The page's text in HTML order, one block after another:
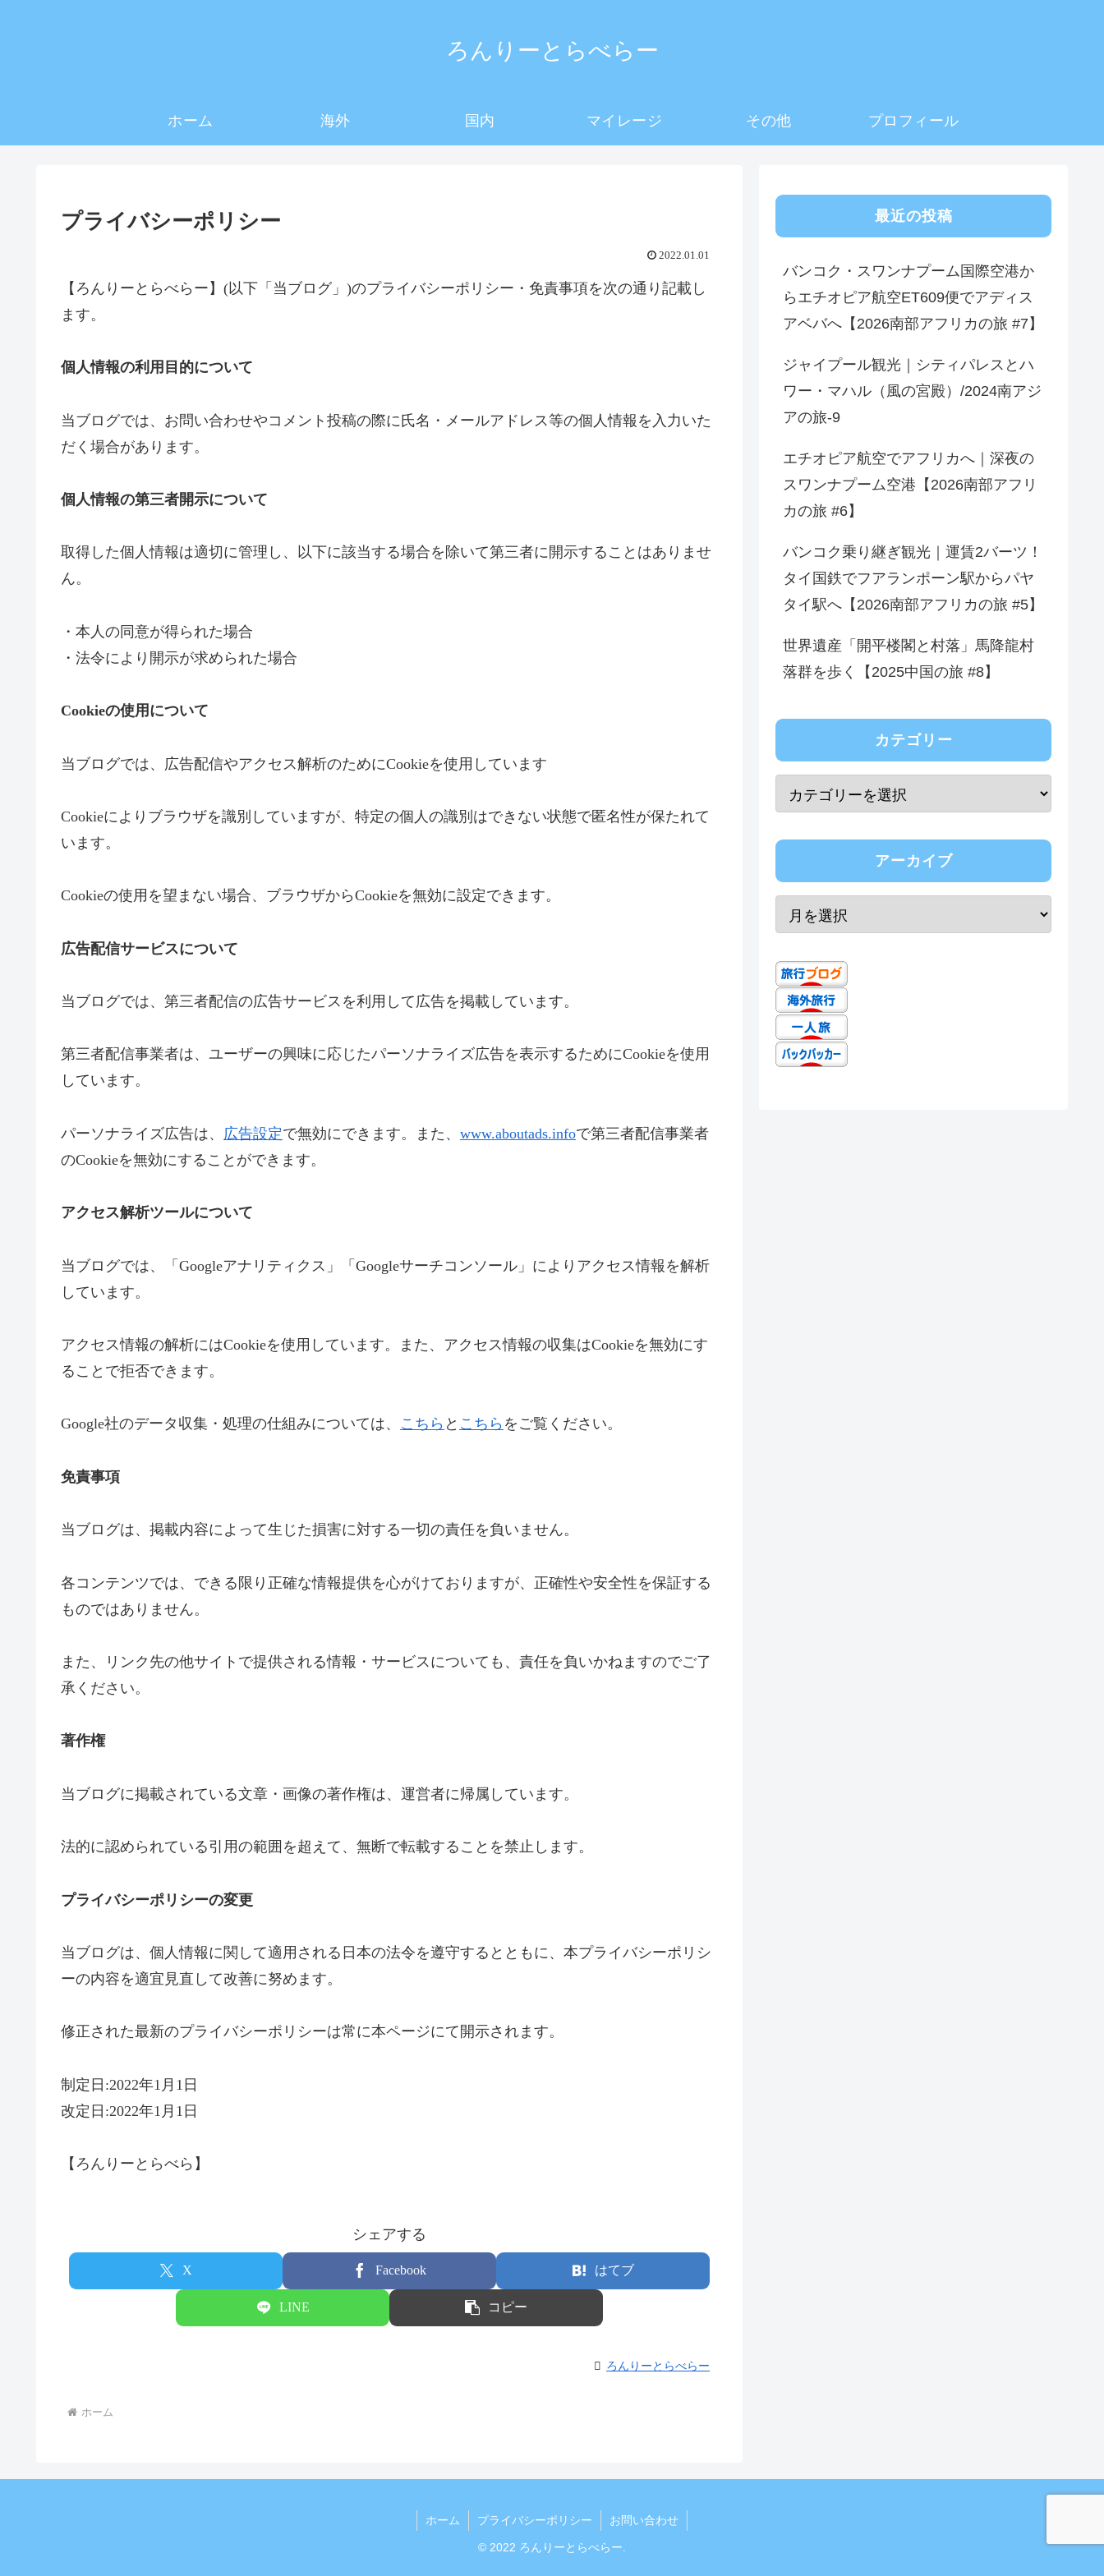
ろんりーとらべらー
ホーム 海外 国内 マイレージ その他 プロフィール
プライバシーポリシー
2022.01.01
【ろんりーとらべらー】(以下「当ブログ」)のプライバシーポリシー・免責事項を次の通り記載し
ます。
個人情報の利用目的について
当ブログでは、お問い合わせやコメント投稿の際に氏名・メールアドレス等の個人情報を入力いた
だく場合があります。
個人情報の第三者開示について
取得した個人情報は適切に管理し、以下に該当する場合を除いて第三者に開示することはありませ
ん。
・本人の同意が得られた場合
・法令により開示が求められた場合
Cookieの使用について
当ブログでは、広告配信やアクセス解析のためにCookieを使用しています
Cookieによりブラウザを識別していますが、特定の個人の識別はできない状態で匿名性が保たれて
います。
Cookieの使用を望まない場合、ブラウザからCookieを無効に設定できます。
広告配信サービスについて
当ブログでは、第三者配信の広告サービスを利用して広告を掲載しています。
第三者配信事業者は、ユーザーの興味に応じたパーソナライズ広告を表示するためにCookieを使用
しています。
パーソナライズ広告は、 広告設定で無効にできます。また、 www.aboutads.infoで第三者配信事業者
のCookieを無効にすることができます。
アクセス解析ツールについて
当ブログでは、「Googleアナリティクス」「Googleサーチコンソール」によりアクセス情報を解析
しています。
アクセス情報の解析にはCookieを使用しています。また、アクセス情報の収集はCookieを無効にす
ることで拒否できます。
Google社のデータ収集・処理の仕組みについては、 こちら と こちら をご覧ください。
免責事項
当ブログは、掲載内容によって生じた損害に対する一切の責任を負いません。
各コンテンツでは、できる限り正確な情報提供を心がけておりますが、正確性や安全性を保証する
ものではありません。
また、リンク先の他サイトで提供される情報・サービスについても、責任を負いかねますのでご了
承ください。
著作権
当ブログに掲載されている文章・画像の著作権は、運営者に帰属しています。
法的に認められている引用の範囲を超えて、無断で転載することを禁止します。
プライバシーポリシーの変更
当ブログは、個人情報に関して適用される日本の法令を遵守するとともに、本プライバシーポリシ
ーの内容を適宜見直して改善に努めます。
修正された最新のプライバシーポリシーは常に本ページにて開示されます。
制定日:2022年1月1日
改定日:2022年1月1日
【ろんりーとらべら】
シェアする
X Facebook はてブ
LINE コピー
ろんりーとらべらー
ホーム
最近の投稿
バンコク・スワンナプーム国際空港か
らエチオピア航空ET609便でアディス
アベバへ【2026南部アフリカの旅 #7】
ジャイプール観光｜シティパレスとハ
ワー・マハル（風の宮殿）/2024南アジ
アの旅-9
エチオピア航空でアフリカへ｜深夜の
スワンナプーム空港【2026南部アフリ
カの旅 #6】
バンコク乗り継ぎ観光｜運賃2バーツ！
タイ国鉄でフアランポーン駅からパヤ
タイ駅へ【2026南部アフリカの旅 #5】
世界遺産「開平楼閣と村落」馬降龍村
落群を歩く【2025中国の旅 #8】
カテゴリー
アーカイブ
ホーム プライバシーポリシー お問い合わせ
© 2022 ろんりーとらべらー.